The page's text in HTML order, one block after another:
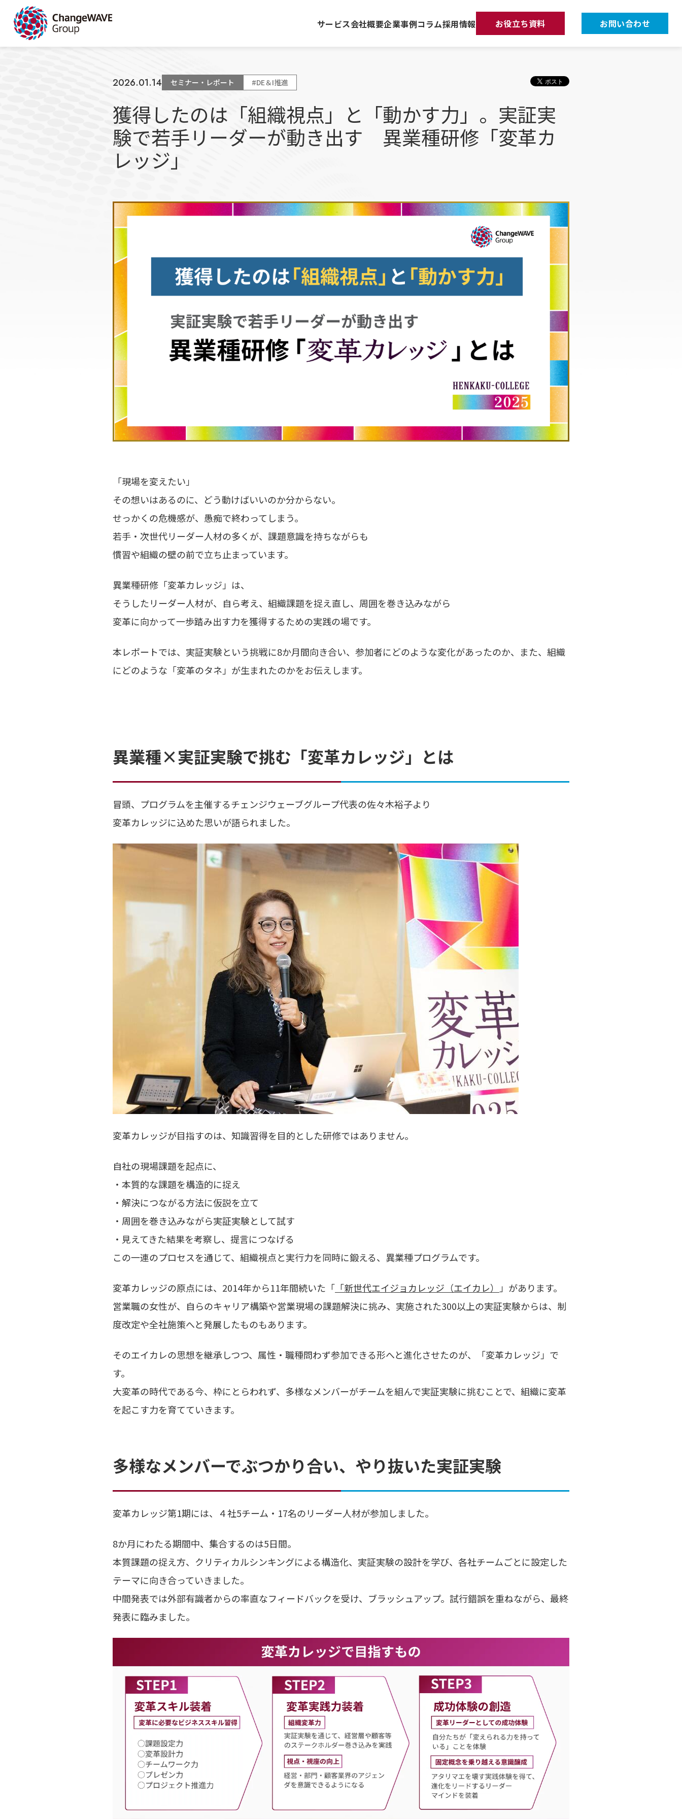
サービス会社概要企業事例コラム採用情報 お役立ち資料 お問い合わせ
2026.01.14 セミナー・レポート #DE＆I推進
獲得したのは「組織視点」と「動かす力」。実証実
験で若手リーダーが動き出す 異業種研修「変革カ
レッジ」
「現場を変えたい」
その想いはあるのに、どう動けばいいのか分からない。
せっかくの危機感が、愚痴で終わってしまう。
若手・次世代リーダー人材の多くが、課題意識を持ちながらも
慣習や組織の壁の前で立ち止まっています。
異業種研修「変革カレッジ」は、
そうしたリーダー人材が、自ら考え、組織課題を捉え直し、周囲を巻き込みながら
変革に向かって一歩踏み出す力を獲得するための実践の場です。
本レポートでは、実証実験という挑戦に8か月間向き合い、参加者にどのような変化があったのか、また、組織
にどのような「変革のタネ」が生まれたのかをお伝えします。
異業種×実証実験で挑む「変革カレッジ」とは
冒頭、プログラムを主催するチェンジウェーブグループ代表の佐々木裕子より
変革カレッジに込めた思いが語られました。
変革カレッジが目指すのは、知識習得を目的とした研修ではありません。
自社の現場課題を起点に、
・本質的な課題を構造的に捉え
・解決につながる方法に仮説を立て
・周囲を巻き込みながら実証実験として試す
・見えてきた結果を考察し、提言につなげる
この一連のプロセスを通じて、組織視点と実行力を同時に鍛える、異業種プログラムです。
変革カレッジの原点には、2014年から11年間続いた「 「新世代エイジョカレッジ（エイカレ）
」があります。
営業職の女性が、自らのキャリア構築や営業現場の課題解決に挑み、実施された300以上の実証実験からは、制
度改定や全社施策へと発展したものもあります。
そのエイカレの思想を継承しつつ、属性・職種問わず参加できる形へと進化させたのが、「変革カレッジ」で
す。
大変革の時代である今、枠にとらわれず、多様なメンバーがチームを組んで実証実験に挑むことで、組織に変革
を起こす力を育てていきます。
多様なメンバーでぶつかり合い、やり抜いた実証実験
変革カレッジ第1期には、４社5チーム・17名のリーダー人材が参加しました。
8か月にわたる期間中、集合するのは5日間。
本質課題の捉え方、クリティカルシンキングによる構造化、実証実験の設計を学び、各社チームごとに設定した
テーマに向き合っていきました。
中間発表では外部有識者からの率直なフィードバックを受け、ブラッシュアップ。試行錯誤を重ねながら、最終
発表に臨みました。